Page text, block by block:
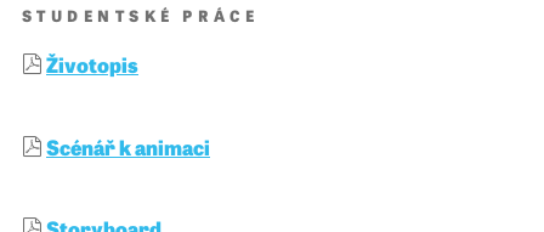
STUDENTSKÉ PRÁCE
Životopis
Scénář k animaci